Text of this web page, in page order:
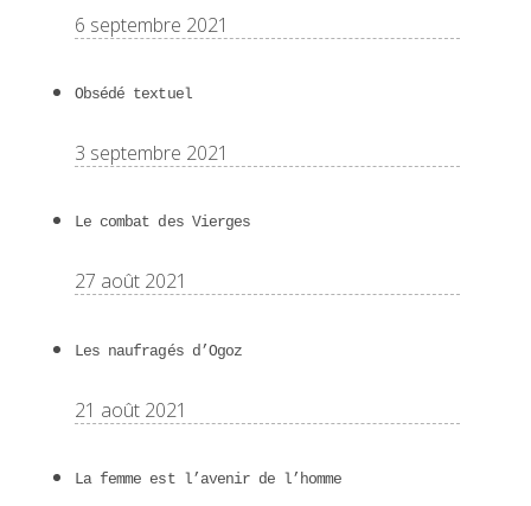
6 septembre 2021
Obsédé textuel
3 septembre 2021
Le combat des Vierges
27 août 2021
Les naufragés d’Ogoz
21 août 2021
La femme est l’avenir de l’homme